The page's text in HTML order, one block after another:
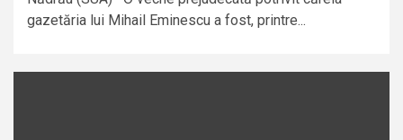
gazetăria lui Mihail Eminescu a fost, printre...